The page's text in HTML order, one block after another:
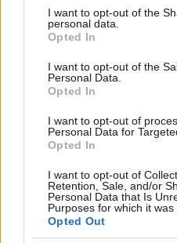
not limited to your visit or
grant or deny consent to
use your data for below
consent section.
I want to opt-out of the
personal data.
Opted In
I want to opt-out of the
Personal Data.
Opted In
I want to opt-out of
Personal Data for
Opted In
I want to opt-out of
Retention, Sale, and/or
Personal Data that Is
Purposes for which it was
Opted Out
különösen jól célzott, és